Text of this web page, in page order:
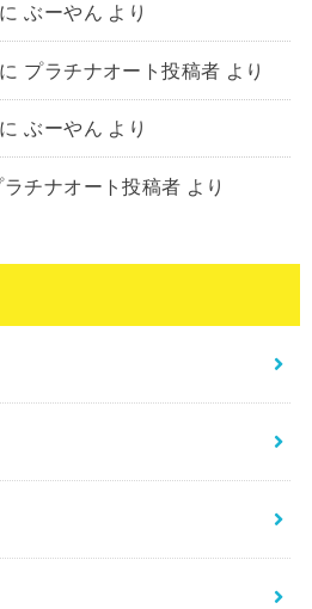
にぶーやん より
に プラチナオート投稿者 より
にぶーやん より
ラチナオート投稿者 より